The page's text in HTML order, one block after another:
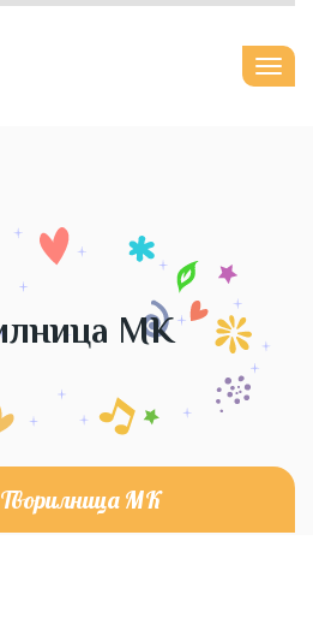
МК
Творилница МК